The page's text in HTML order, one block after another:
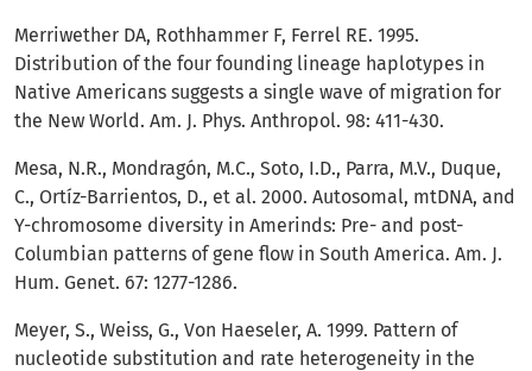
Merriwether DA, Rothhammer F, Ferrel RE. 1995.
Distribution of the four founding lineage haplotypes in
Native Americans suggests a single wave of migration for
the New World. Am. J. Phys. Anthropol. 98: 411-430.
Mesa, N.R., Mondragón, M.C., Soto, I.D., Parra, M.V., Duque,
C., Ortíz-Barrientos, D., et al. 2000. Autosomal, mtDNA, and
Y-chromosome diversity in Amerinds: Pre- and post-
Columbian patterns of gene flow in South America. Am. J.
Hum. Genet. 67: 1277-1286.
Meyer, S., Weiss, G., Von Haeseler, A. 1999. Pattern of
nucleotide substitution and rate heterogeneity in the